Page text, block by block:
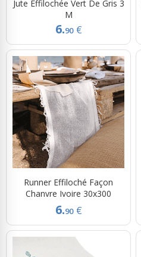
Jute Effilochée Vert De Gris 3
M
6.90 €
Runner Effiloché Façon
Chanvre Ivoire 30x300
6.90 €